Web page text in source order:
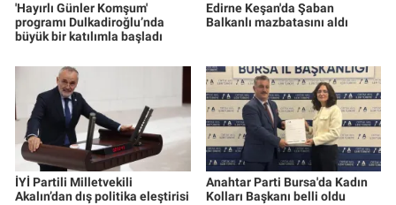
'Hayırlı Günler Komşum'
programı Dulkadiroğlu’nda
büyük bir katılımla başladı
Edirne Keşan'da Şaban
Balkanlı mazbatasını aldı
İYİ Partili Milletvekili
Akalın’dan dış politika eleştirisi
Anahtar Parti Bursa'da Kadın
Kolları Başkanı belli oldu